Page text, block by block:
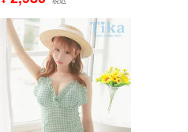
キニ (サイバージャパン